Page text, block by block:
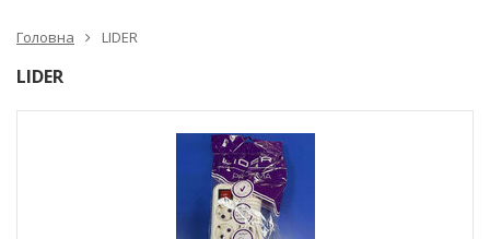
Головна LIDER
LIDER